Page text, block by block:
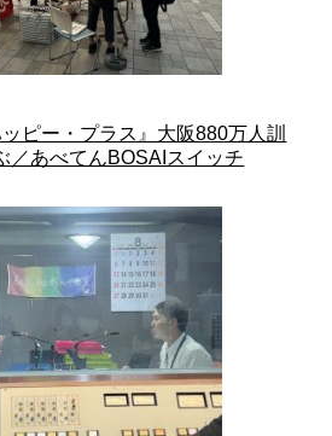
ピー・プラス』大阪880万人訓
／あべてんBOSAIスイッチ